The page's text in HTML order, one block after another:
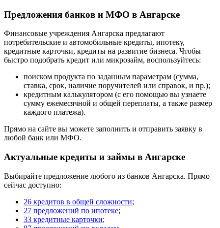
Предложения банков и МФО в Ангарске
Финансовые учреждения Ангарска предлагают
потребительские и автомобильные кредиты, ипотеку,
кредитные карточки, кредиты на развитие бизнеса. Чтобы
быстро подобрать кредит или микрозайм, воспользуйтесь:
поиском продукта по заданным параметрам (сумма,
ставка, срок, наличие поручителей или справок, и пр.);
кредитным калькулятором (с его помощью вы узнаете
сумму ежемесячной и общей переплаты, а также размер
каждого платежа).
Прямо на сайте вы можете заполнить и отправить заявку в
любой банк или МФО.
Актуальные кредиты и займы в Ангарске
Выбирайте предложение любого из банков Ангарска. Прямо
сейчас доступно:
26 кредитов в общей сложности;
27 предложений по ипотеке;
33 кредитные карточки;